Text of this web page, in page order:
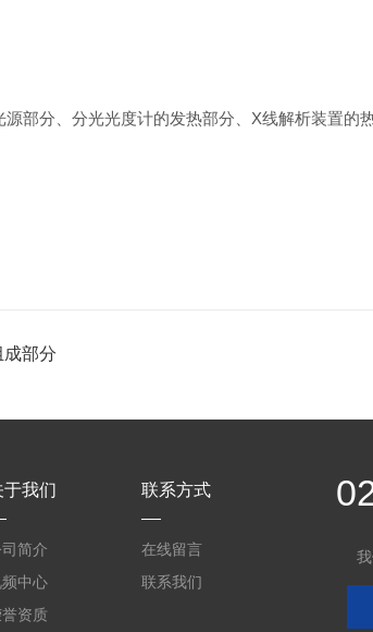
分、分光光度计的发热部分、X线解析装置的
部分
于我们
简介
中心
资质
联系方式
在线留言
联系我们